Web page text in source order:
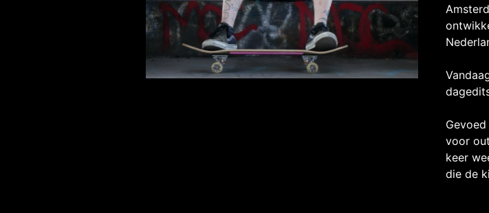
voor
keer
die de